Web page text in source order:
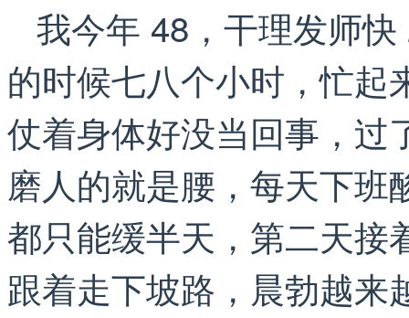
我今年 48，干理发师
的时候七八个小时，忙起
仗着身体好没当回事，过
磨人的就是腰，每天下
都只能缓半天，第二天接
跟着走下坡路，晨勃越来